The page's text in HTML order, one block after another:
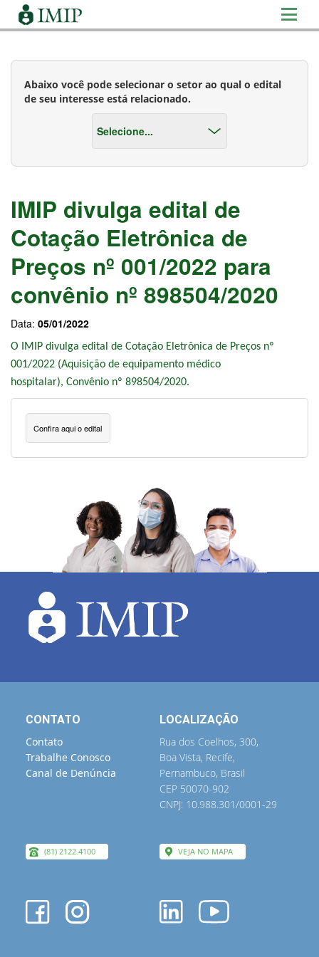
Abaixo você pode selecionar o setor ao qual o edital
de seu interesse está relacionado.
IMIP divulga edital de
Cotação Eletrônica de
Preços nº 001/2022 para
convênio nº 898504/2020
Data: 05/01/2022
O IMIP divulga edital de Cotação Eletrônica de Preços nº
001/2022 (Aquisição de equipamento médico
hospitalar), Convênio nº 898504/2020.
Confira aqui o edital
CONTATO
Contato
Trabalhe Conosco
Canal de Denúncia
(81) 2122.4100
LOCALIZAÇÃO
Rua dos Coelhos, 300,
Boa Vista, Recife,
Pernambuco, Brasil
CEP 50070-902
CNPJ: 10.988.301/0001-29
VEJA NO MAPA